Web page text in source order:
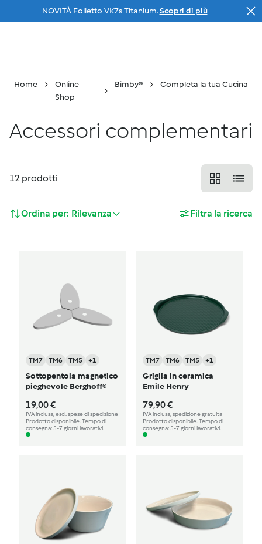
Salta al contenuto principale
NOVITÀ Folletto VK7s Titanium.Scopri di più
Home
Online
Shop
Bimby® Completa la tua Cucina
Accessori complementari
12 prodotti
Ordina per: Rilevanza Filtra la ricerca
TM7 TM6 TM5 +1
Sottopentola magnetico
pieghevole Berghoff®
19,00 €
IVA inclusa, escl. spese di spedizione
Prodotto disponibile. Tempo di
consegna: 5-7 giorni lavorativi.
TM7 TM6 TM5 +1
Griglia in ceramica
Emile Henry
79,90 €
IVA inclusa, spedizione gratuita
Prodotto disponibile. Tempo di
consegna: 5-7 giorni lavorativi.